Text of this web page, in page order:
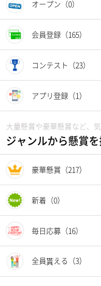
オープン（0）
会員登録（165）
コンテスト（23）
アプリ登録（1）
大量懸賞や豪華懸賞など、
ジャンルから懸賞
豪華懸賞（217）
新着（0）
毎日応募（16）
全員貰える（3）